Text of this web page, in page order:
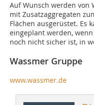
Auf Wunsch werden von
mit Zusatzaggregaten
Flächen ausgerüstet. Es
eingeplant werden,
noch nicht sicher ist, in
Wassmer Gruppe
www.wassmer.de